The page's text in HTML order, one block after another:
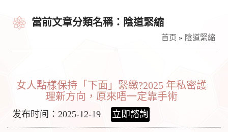
當前文章分類名稱：陰道緊縮
首页 » 陰道緊縮
女人點樣保持「下面」緊緻?2025 年私密護
理新方向，原來唔一定靠手術
发布时间：2025-12-19 立即諮詢